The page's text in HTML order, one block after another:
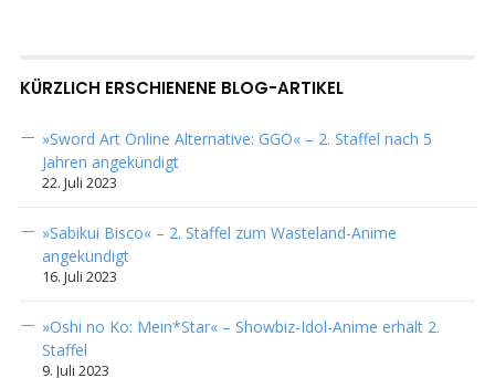
KÜRZLICH ERSCHIENENE BLOG-ARTIKEL
»Sword Art Online Alternative: GGO« – 2. Staffel nach 5
Jahren angekündigt
22. Juli 2023
»Sabikui Bisco« – 2. Staffel zum Wasteland-Anime
angekündigt
16. Juli 2023
»Oshi no Ko: Mein*Star« – Showbiz-Idol-Anime erhält 2.
Staffel
9. Juli 2023